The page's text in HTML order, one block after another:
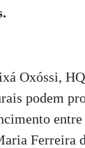
Oxóssi,
podem
Ferreira